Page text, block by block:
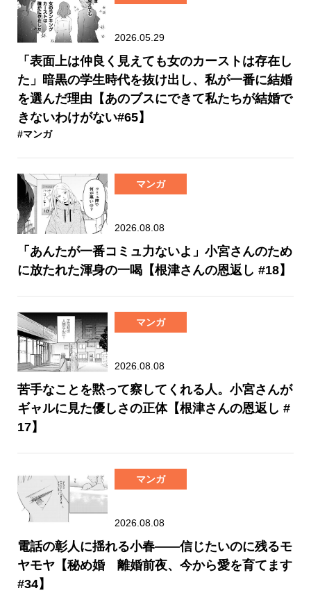
2026.05.29
「表面上は仲良く見えても女のカーストは存在し
た」暗黒の学生時代を抜け出し、私が一番に結婚
を選んだ理由【あのブスにできて私たちが結婚で
きないわけがない#65】
#マンガ
マンガ
2026.08.08
「あんたが一番コミュ力ないよ」小宮さんのため
に放たれた渾身の一喝【根津さんの恩返し #18】
マンガ
2026.08.08
苦手なことを黙って察してくれる人。小宮さんが
ギャルに見た優しさの正体【根津さんの恩返し #
17】
マンガ
2026.08.08
電話の彰人に揺れる小春――信じたいのに残るモ
ヤモヤ【秘め婚 離婚前夜、今から愛を育てます
#34】